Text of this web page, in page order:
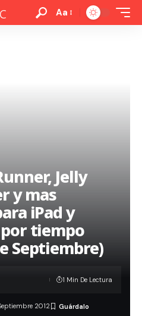
Aa
Jelly
y mas
iPad y
tiempo
Septiembre)
2012
1 Min De Lectura